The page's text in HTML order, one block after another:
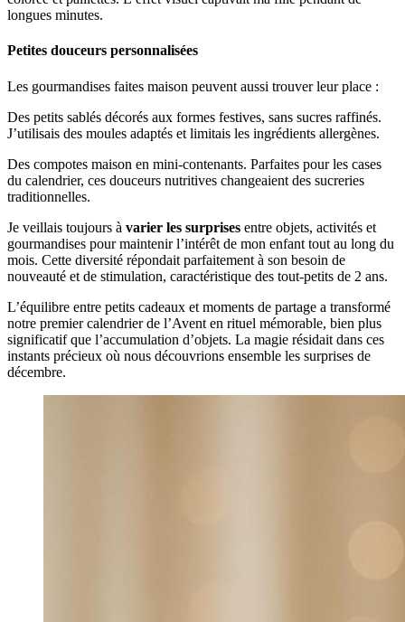
longues minutes.
Petites douceurs personnalisées
Les gourmandises faites maison peuvent aussi trouver leur place :
Des petits sablés décorés aux formes festives, sans sucres raffinés.
J’utilisais des moules adaptés et limitais les ingrédients allergènes.
Des compotes maison en mini-contenants. Parfaites pour les cases
du calendrier, ces douceurs nutritives changeaient des sucreries
traditionnelles.
Je veillais toujours à varier les surprises entre objets, activités et
gourmandises pour maintenir l’intérêt de mon enfant tout au long du
mois. Cette diversité répondait parfaitement à son besoin de
nouveauté et de stimulation, caractéristique des tout-petits de 2 ans.
L’équilibre entre petits cadeaux et moments de partage a transformé
notre premier calendrier de l’Avent en rituel mémorable, bien plus
significatif que l’accumulation d’objets. La magie résidait dans ces
instants précieux où nous découvrions ensemble les surprises de
décembre.